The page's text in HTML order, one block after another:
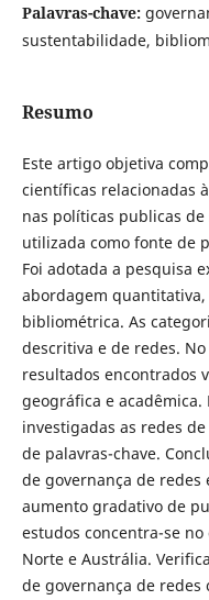
Palavras-chave:
sustentabilidade,
Resumo
Este artigo objetiva
científicas relacionadas
nas políticas publicas
utilizada como fonte de
Foi adotada a pesquisa
abordagem
bibliométrica. As
descritiva e de redes.
resultados encontrados
geográfica e
investigadas as redes
de palavras-chave.
de governança de redes
aumento gradativo de
estudos concentra-se
Norte e Austrália.
de governança de redes